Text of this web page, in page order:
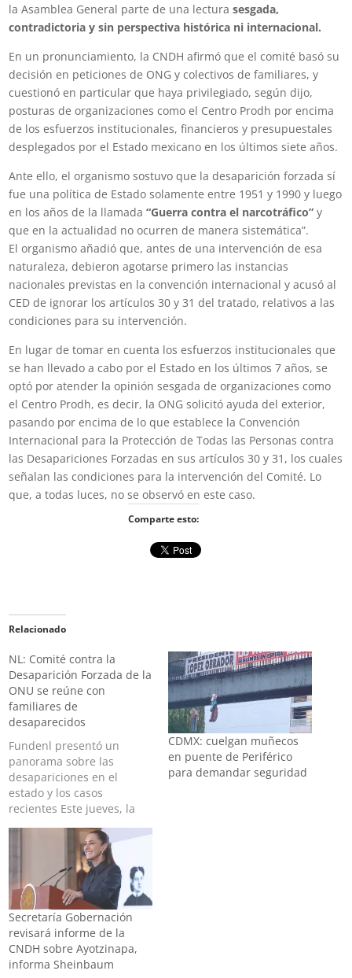
la Asamblea General parte de una lectura sesgada,
contradictoria y sin perspectiva histórica ni internacional.
En un pronunciamiento, la CNDH afirmó que el comité basó su
decisión en peticiones de ONG y colectivos de familiares, y
cuestionó en particular que haya privilegiado, según dijo,
posturas de organizaciones como el Centro Prodh por encima
de los esfuerzos institucionales, financieros y presupuestales
desplegados por el Estado mexicano en los últimos siete años.
Ante ello, el organismo sostuvo que la desaparición forzada sí
fue una política de Estado solamente entre 1951 y 1990 y luego
en los años de la llamada“Guerra contra el narcotráfico” y
que en la actualidad no ocurren de manera sistemática”.
El organismo añadió que, antes de una intervención de esa
naturaleza, debieron agotarse primero las instancias
nacionales previstas en la convención internacional y acusó al
CED de ignorar los artículos 30 y 31 del tratado, relativos a las
condiciones para su intervención.
En lugar de tomar en cuenta los esfuerzos institucionales que
se han llevado a cabo por el Estado en los últimos 7 años, se
optó por atender la opinión sesgada de organizaciones como
el Centro Prodh, es decir, la ONG solicitó ayuda del exterior,
pasando por encima de lo que establece la Convención
Internacional para la Protección de Todas las Personas contra
las Desapariciones Forzadas en sus artículos 30 y 31, los cuales
señalan las condiciones para la intervención del Comité. Lo
que, a todas luces, no se observó en este caso.
Comparte esto:
Relacionado
NL: Comité contra la
Desaparición Forzada de la
ONU se reúne con
familiares de
desaparecidos
Fundenl presentó un
panorama sobre las
desapariciones en el
estado y los casos
recientes Este jueves, la
Unidas por Nuestros
Desaparecidos en Nuevo
León, se reunió con la
Presidenta del Comité
contra las Desaparición
Forzada de la ONU, Rosa
Carmen Villa y con la
Secretaria de este…
CDMX: cuelgan muñecos
en puente de Periférico
para demandar seguridad
Secretaría Gobernación
revisará informe de la
CNDH sobre Ayotzinapa,
informa Sheinbaum